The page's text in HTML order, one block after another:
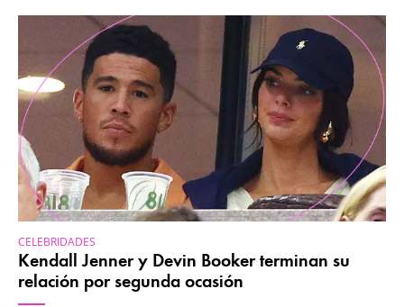
CELEBRIDADES
Kendall Jenner y Devin Booker terminan su
relación por segunda ocasión